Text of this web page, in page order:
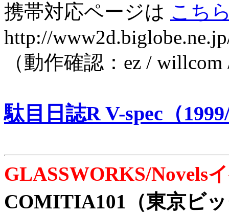
携帯対応ページは こち
http://
（動作確認：ez /
駄目日誌R V-spec（
GLASSWORKS/Novels
COMITIA101（東京ビ